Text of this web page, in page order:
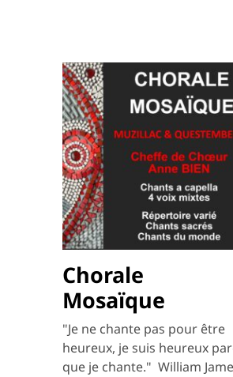
Chorale
Mosaïque
"Je ne chante pas pour être
heureux, je suis heureux
que je chante." ​ William